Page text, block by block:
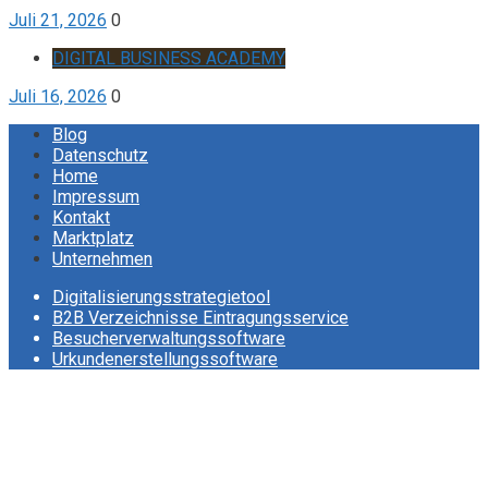
Juli 21, 2026 0
DIGITAL BUSINESS ACADEMY
Juli 16, 2026 0
Blog
Datenschutz
Home
Impressum
Kontakt
Marktplatz
Unternehmen
Digitalisierungsstrategietool
B2B Verzeichnisse Eintragungsservice
Besucherverwaltungssoftware
Urkundenerstellungssoftware